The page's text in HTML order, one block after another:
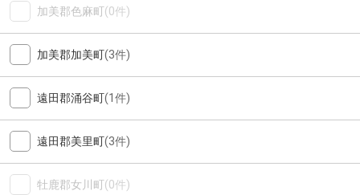
加美郡色麻町(0件)
加美郡加美町(3件)
遠田郡涌谷町(1件)
遠田郡美里町(3件)
牡鹿郡女川町(0件)